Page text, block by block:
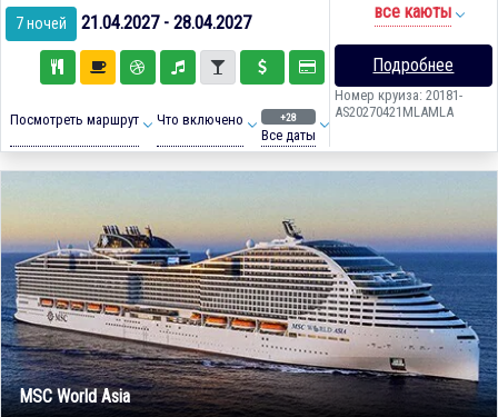
7 ночей 21.04.2027 - 28.04.2027
Посмотреть маршрут Что включено +28
Все даты
все каюты
Подробнее
Номер круиза: 20181-
AS20270421MLAMLA
MSC World Asia